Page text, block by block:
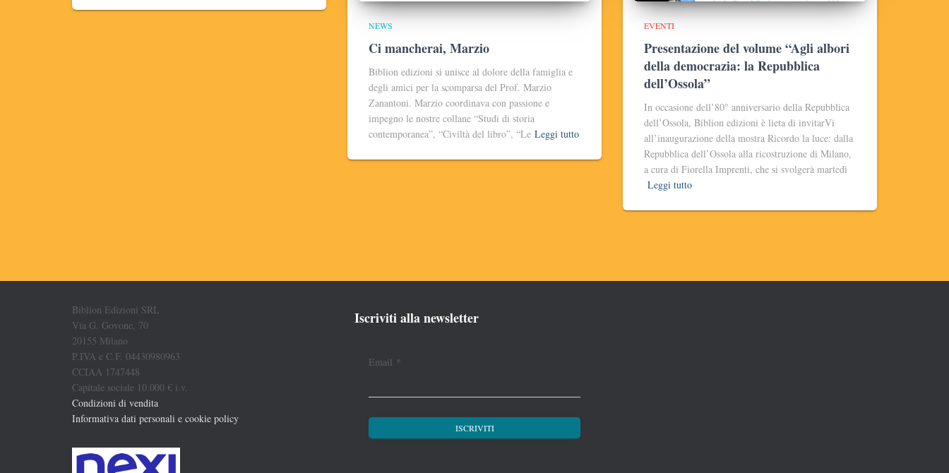
NEWS
Ci mancherai, Marzio
Biblion edizioni si unisce al dolore della famiglia e
degli amici per la scomparsa del Prof. Marzio
Zanantoni. Marzio coordinava con passione e
impegno le nostre collane “Studi di storia
contemporanea”, “Civiltà del libro”, “Le Leggi tutto
EVENTI
Presentazione del volume “Agli albori
della democrazia: la Repubblica
dell’Ossola”
In occasione dell’80° anniversario della Repubblica
dell’Ossola, Biblion edizioni è lieta di invitarVi
all’inaugurazione della mostra Ricordo la luce: dalla
Repubblica dell’Ossola alla ricostruzione di Milano,
a cura di Fiorella Imprenti, che si svolgerà martedì
Leggi tutto
Biblion Edizioni SRL
Via G. Govone, 70
20155 Milano
P.IVA e C.F. 04430980963
CCIAA 1747448
Capitale sociale 10.000 € i.v.
Condizioni di vendita
Informativa dati personali e cookie policy
Iscriviti alla newsletter
Email *